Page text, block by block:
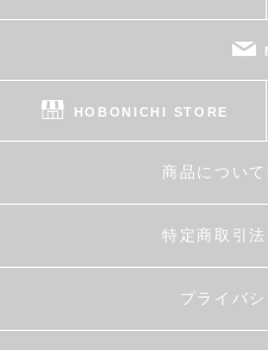
HOBONICHI STORE
商品につい
特定商取引
プライバ